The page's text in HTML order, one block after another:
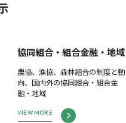
協同組合・組合金融・地域
農協、漁協、森林組合の制度と動
向、国内外の協同組合・組合金
融・地域
VIEW MORE